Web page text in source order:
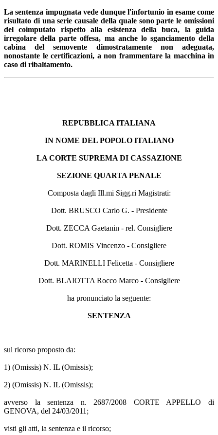
La sentenza impugnata vede dunque l'infortunio in esame come
risultato di una serie causale della quale sono parte le omissioni
del coimputato rispetto alla esistenza della buca, la guida
irregolare della parte offesa, ma anche lo sganciamento della
cabina del semovente dimostratamente non adeguata,
nonostante le certificazioni, a non frammentare la macchina in
caso di ribaltamento.
REPUBBLICA ITALIANA
IN NOME DEL POPOLO ITALIANO
LA CORTE SUPREMA DI CASSAZIONE
SEZIONE QUARTA PENALE
Composta dagli Ill.mi Sigg.ri Magistrati:
Dott. BRUSCO Carlo G. - Presidente
Dott. ZECCA Gaetanin - rel. Consigliere
Dott. ROMIS Vincenzo - Consigliere
Dott. MARINELLI Felicetta - Consigliere
Dott. BLAIOTTA Rocco Marco - Consigliere
ha pronunciato la seguente:
SENTENZA
sul ricorso proposto da:
1) (Omissis) N. IL (Omissis);
2) (Omissis) N. IL (Omissis);
avverso la sentenza n. 2687/2008 CORTE APPELLO di
GENOVA, del 24/03/2011;
visti gli atti, la sentenza e il ricorso;